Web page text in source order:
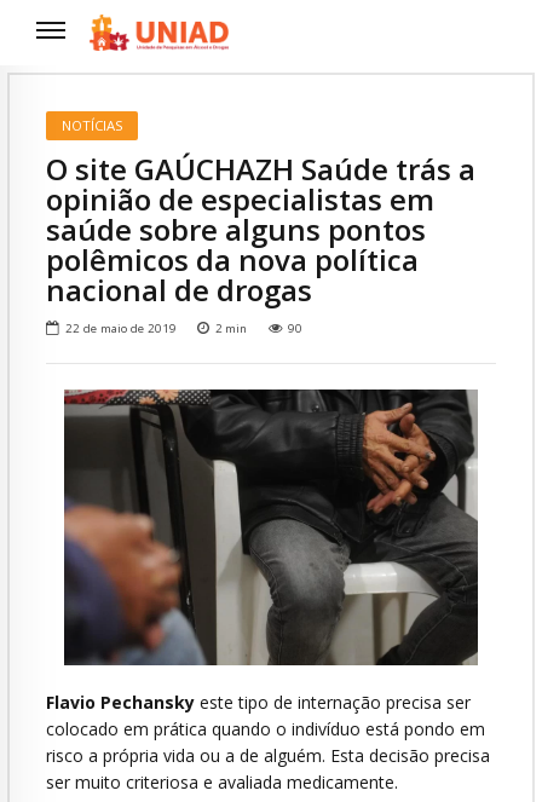
NOTÍCIAS
O site GAÚCHAZH Saúde trás a
opinião de especialistas em
saúde sobre alguns pontos
polêmicos da nova política
nacional de drogas
22 de maio de 2019 2 min 90
Flavio Pechansky este tipo de internação precisa ser
colocado em prática quando o indivíduo está pondo em
risco a própria vida ou a de alguém. Esta decisão precisa
ser muito criteriosa e avaliada medicamente.